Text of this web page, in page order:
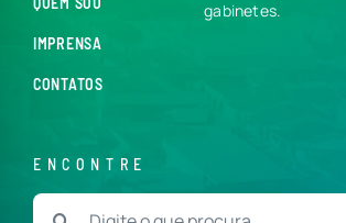
IMPRENSA
CONTATOS
gabinetes.
ENCONTRE
Buscar